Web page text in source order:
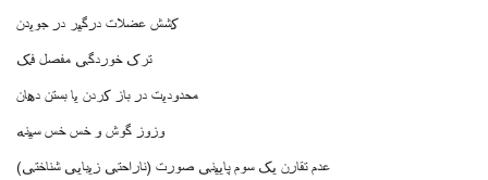
کشش عضلات درگیر در جویدن
ترک خوردگی مفصل فک
محدودیت در باز کردن یا بستن دهان
وزوز گوش و خس خس سینه
عدم تقارن یک سوم پایینی صورت (ناراحتی زیبایی شناختی)